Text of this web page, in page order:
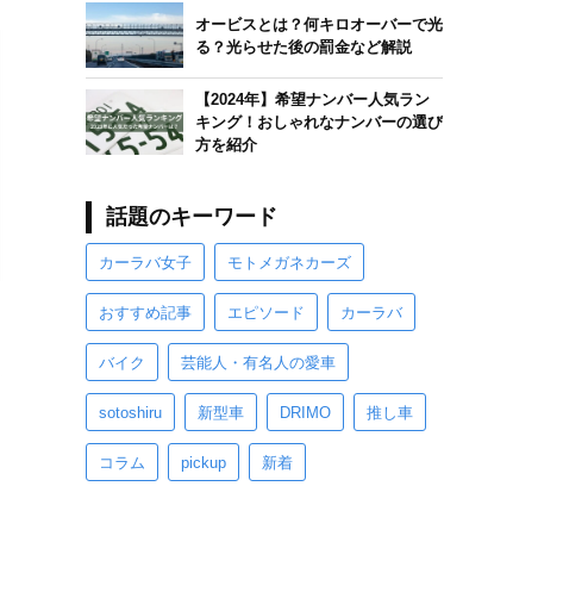
オービスとは？何キロオーバーで光
る？光らせた後の罰金など解説
【2024年】希望ナンバー人気ラン
キング！おしゃれなナンバーの選び
方を紹介
話題のキーワード
カーラバ女子 モトメガネカーズ
おすすめ記事 エピソード カーラバ
バイク 芸能人・有名人の愛車
sotoshiru 新型車 DRIMO 推し車
コラム pickup 新着